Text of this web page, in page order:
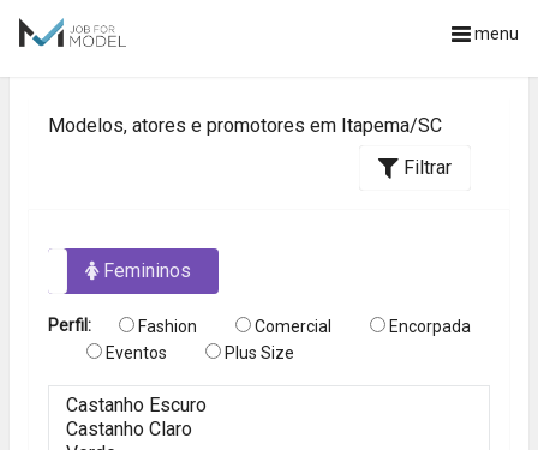
menu
Modelos, atores e promotores em Itapema/SC
Filtrar
Femininos
Perfil: Fashion Comercial
Encorpada
Eventos
Plus Size